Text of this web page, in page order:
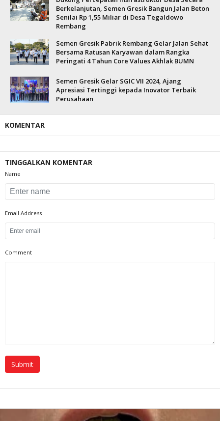
Berkelanjutan, Semen Gresik Bangun Jalan Beton
Senilai Rp 1,55 Miliar di Desa Tegaldowo
Rembang
Semen Gresik Pabrik Rembang Gelar Jalan Sehat
Bersama Ratusan Karyawan dalam Rangka
Peringati 4 Tahun Core Values Akhlak BUMN
Semen Gresik Gelar SGIC VII 2024, Ajang
Apresiasi Tertinggi kepada Inovator Terbaik
Perusahaan
KOMENTAR
TINGGALKAN KOMENTAR
Name
Email Address
Comment